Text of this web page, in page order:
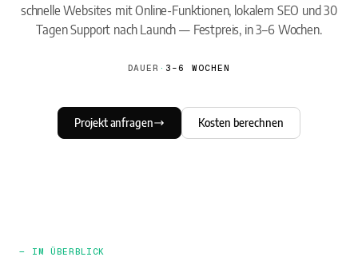
schnelle Websites mit Online-Funktionen, lokalem SEO und 30
Tagen Support nach Launch — Festpreis, in 3–6 Wochen.
DAUER · 3–6 WOCHEN
Projekt anfragen Kosten berechnen
— IM ÜBERBLICK